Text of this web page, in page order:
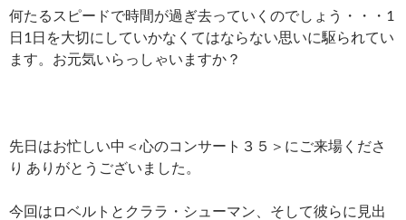
何たるスピードで時間が過ぎ去っていくのでしょう・・・1
日1日を大切にしていかなくてはならない思いに駆られてい
ます。お元気いらっしゃいますか？
先日はお忙しい中＜心のコンサート３５＞にご来場くださ
り ありがとうございました。
今回はロベルトとクララ・シューマン、そして彼らに見出